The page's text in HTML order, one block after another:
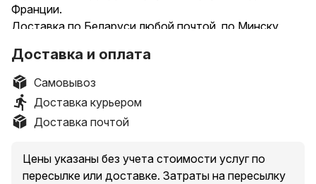
Франции.
Доставка по Беларуси любой почтой, по Минску
Доставка и оплата
Самовывоз
Доставка курьером
Доставка почтой
Цены указаны без учета стоимости услуг по
пересылке или доставке. Затраты на пересылку